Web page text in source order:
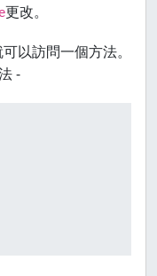
更改。
以訪問一個方法。
-